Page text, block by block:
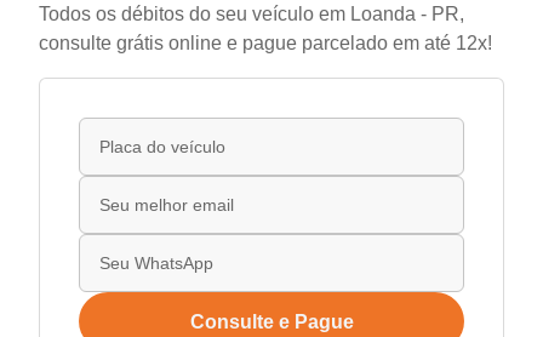
Todos os débitos do seu veículo em Loanda - PR,
consulte grátis online e pague parcelado em até 12x!
Consulte e Pague